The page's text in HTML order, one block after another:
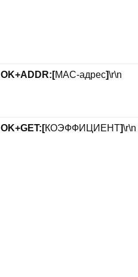
OK+ADDR: [MAC-адрес]\r\n
OK+GET: [КОЭФФИЦИЕНТ]\r\n